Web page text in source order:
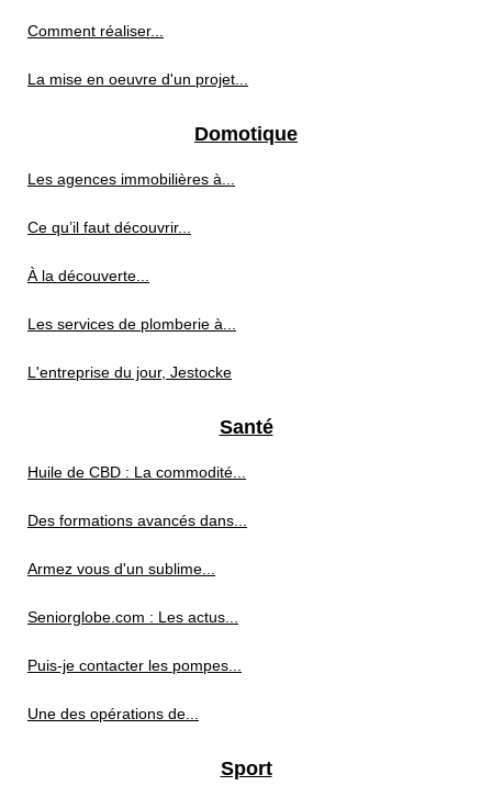
Comment réaliser...
La mise en oeuvre d'un projet...
Domotique
Les agences immobilières à...
Ce qu’il faut découvrir...
À la découverte...
Les services de plomberie à...
L'entreprise du jour, Jestocke
Santé
Huile de CBD : La commodité...
Des formations avancés dans...
Armez vous d'un sublime...
Seniorglobe.com : Les actus...
Puis-je contacter les pompes...
Une des opérations de...
Sport